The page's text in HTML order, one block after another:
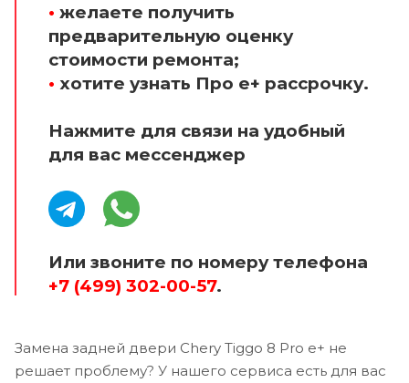
• желаете получить
предварительную оценку
стоимости ремонта;
• хотите узнать Про е+ рассрочку.
Нажмите для связи на удобный
для вас мессенджер
Или звоните по номеру телефона
+7 (499) 302-00-57.
Замена задней двери Chery Tiggo 8 Pro e+ не
решает проблему? У нашего сервиса есть для вас